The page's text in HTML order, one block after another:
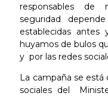
responsables de
seguridad
establecidas
huyamos de bulos
y por las redes
La campaña se está
sociales del